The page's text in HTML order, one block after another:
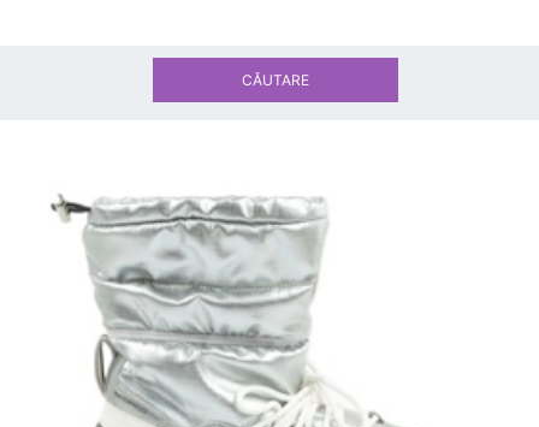
CĂUTARE